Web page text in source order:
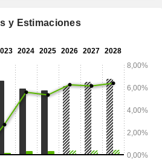
y Estimaciones